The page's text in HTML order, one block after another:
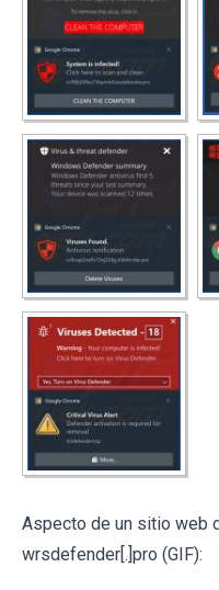
Aspecto de un sitio web
wrsdefender[.]pro (GIF):